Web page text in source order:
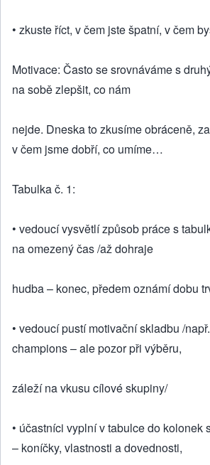
• zkuste říct, v čem jste špatní, v čem
Motivace: Často se srovnáváme s
na sobě zlepšit, co nám
nejde. Dneska to zkusíme obráceně,
v čem jsme dobří, co umíme…
Tabulka č. 1:
• vedoucí vysvětlí způsob práce s
na omezený čas /až dohraje
hudba – konec, předem oznámí dobu
• vedoucí pustí motivační skladbu /
champions – ale pozor při výběru,
záleží na vkusu cílové skupiny/
• účastníci vyplní v tabulce do kolonek
– koníčky, vlastnosti a dovednosti,